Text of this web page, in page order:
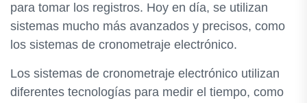
para tomar los registros. Hoy en día, se utilizan
sistemas mucho más avanzados y precisos, como
los sistemas de cronometraje electrónico.
Los sistemas de cronometraje electrónico utilizan
diferentes tecnologías para medir el tiempo, como